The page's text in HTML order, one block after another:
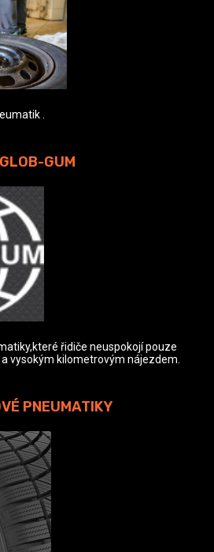
.
GLOB-GUM
řidiče neuspokojí pouze
vysokým kilometrovým nájezdem.
PNEUMATIKY